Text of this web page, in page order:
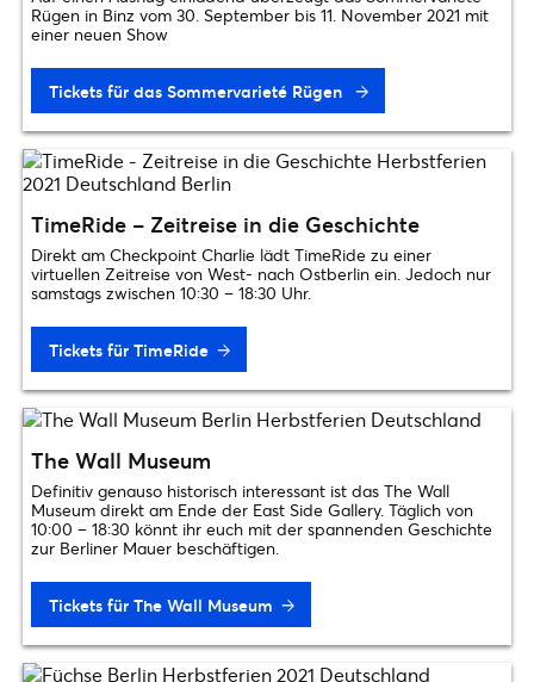
Rügen in Binz vom 30. September bis 11. November 2021 mit
einer neuen Show
Tickets für das Sommervarieté Rügen
TimeRide – Zeitreise in die Geschichte
Direkt am Checkpoint Charlie lädt TimeRide zu einer
virtuellen Zeitreise von West- nach Ostberlin ein. Jedoch nur
samstags zwischen 10:30 – 18:30 Uhr.
Tickets für TimeRide
The Wall Museum
Definitiv genauso historisch interessant ist das The Wall
Museum direkt am Ende der East Side Gallery. Täglich von
10:00 – 18:30 könnt ihr euch mit der spannenden Geschichte
zur Berliner Mauer beschäftigen.
Tickets für The Wall Museum